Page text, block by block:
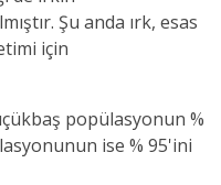
Şu anda ırk, esas
için
popülasyonun %
ise % 95'ini